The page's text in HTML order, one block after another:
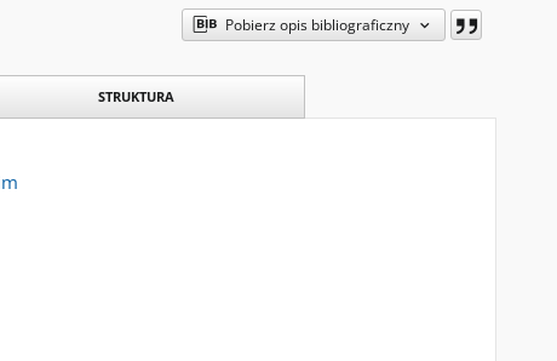
Pobierz opis bibliograficzny
STRUKTURA